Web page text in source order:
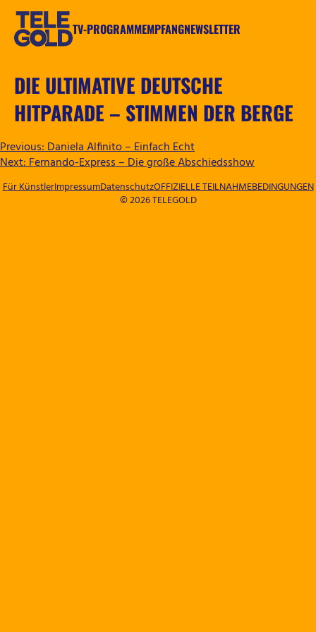
Zum
springen
TV-PROGRAMMEMPFANGNEWSLETTER
DIE ULTIMATIVE DEUTSCHE
HITPARADE – STIMMEN DER BERGE
BEITRAGSNAVIGATION
Previous:Daniela Alfinito – Einfach Echt
Next:Fernando-Express – Die große Abschiedsshow
© 2026 TELEGOLD
Für KünstlerImpressumDatenschutzOFFIZIELLE TEILNAHMEBEDINGUNGEN